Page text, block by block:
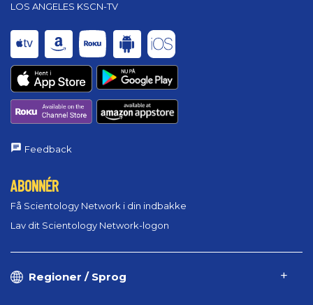
LOS ANGELES KSCN-TV
Feedback
ABONNÉR
Få Scientology Network i din indbakke
Lav dit Scientology Network-logon
Regioner / Sprog